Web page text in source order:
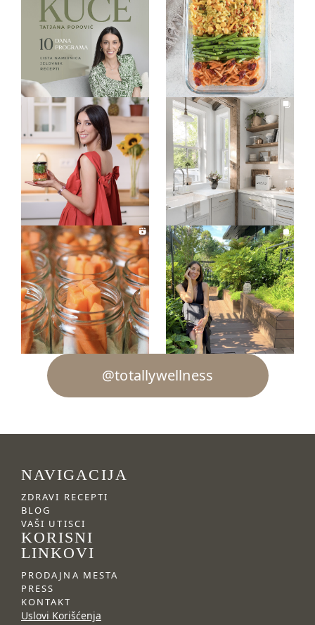
@totallywellness
NAVIGACIJA
ZDRAVI RECEPTI
BLOG
VAŠI UTISCI
KORISNI
LINKOVI
PRODAJNA MESTA
PRESS
KONTAKT
Uslovi Korišćenja